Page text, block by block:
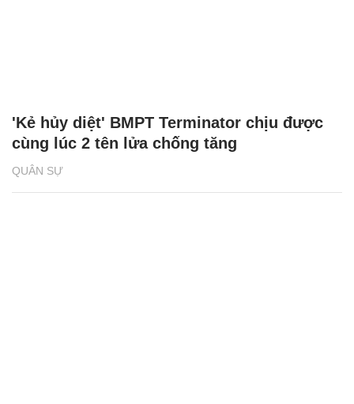
QUÂN SỰ
'Kẻ hủy diệt' BMPT Terminator chịu được
cùng lúc 2 tên lửa chống tăng